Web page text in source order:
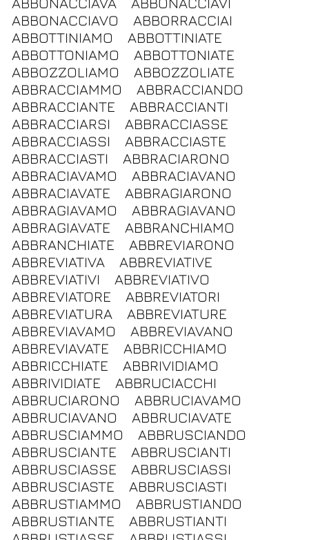
ABBONACCIAVO
ABBORRACCIAI
ABBOTTINIAMO
ABBOTTINIATE
ABBOTTONIAMO
ABBOTTONIATE
ABBOZZOLIAMO
ABBOZZOLIATE
ABBRACCIAMMO
ABBRACCIANDO
ABBRACCIANTE
ABBRACCIANTI
ABBRACCIARSI
ABBRACCIASSE
ABBRACCIASSI
ABBRACCIASTE
ABBRACCIASTI
ABBRACIARONO
ABBRACIAVAMO
ABBRACIAVANO
ABBRACIAVATE
ABBRAGIARONO
ABBRAGIAVAMO
ABBRAGIAVANO
ABBRAGIAVATE
ABBRANCHIAMO
ABBRANCHIATE
ABBREVIARONO
ABBREVIATIVA
ABBREVIATIVE
ABBREVIATIVI
ABBREVIATIVO
ABBREVIATORE
ABBREVIATORI
ABBREVIATURA
ABBREVIATURE
ABBREVIAVAMO
ABBREVIAVANO
ABBREVIAVATE
ABBRICCHIAMO
ABBRICCHIATE
ABBRIVIDIAMO
ABBRIVIDIATE
ABBRUCIACCHI
ABBRUCIARONO
ABBRUCIAVAMO
ABBRUCIAVANO
ABBRUCIAVATE
ABBRUSCIAMMO
ABBRUSCIANDO
ABBRUSCIANTE
ABBRUSCIANTI
ABBRUSCIASSE
ABBRUSCIASSI
ABBRUSCIASTE
ABBRUSCIASTI
ABBRUSTIAMMO
ABBRUSTIANDO
ABBRUSTIANTE
ABBRUSTIANTI